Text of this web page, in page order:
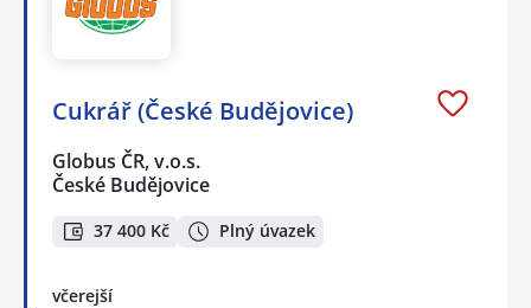
Cukrář (České Budějovice)
Globus ČR, v.o.s.
České Budějovice
37 400 Kč Plný úvazek
včerejší